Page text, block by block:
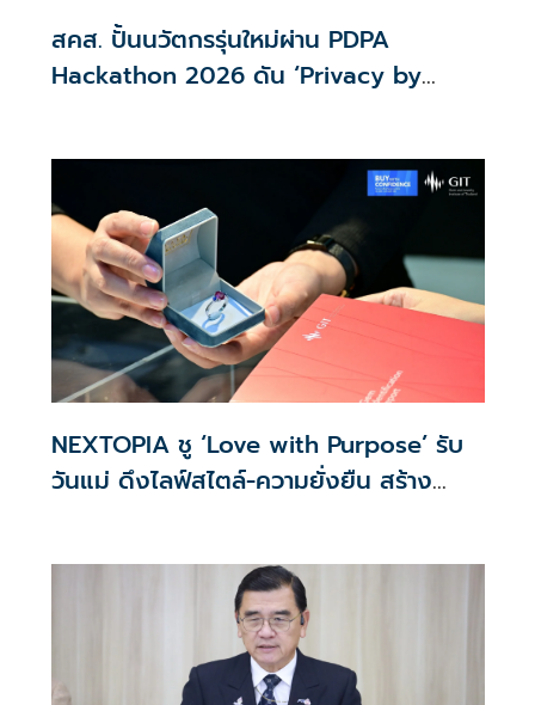
สคส. ปั้นนวัตกรรุ่นใหม่ผ่าน PDPA
Hackathon 2026 ดัน ‘Privacy by
NEXTOPIA ชู ‘Love with Purpose’ รับ
วันแม่ ดึงไลฟ์สไตล์-ความยั่งยืน สร้าง